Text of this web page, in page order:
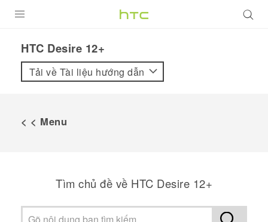
VIVE
HTC Desire 12+‎
Tải về Tài liệu hướng dẫn
< < Menu
Tìm chủ đề về HTC Desire 12+